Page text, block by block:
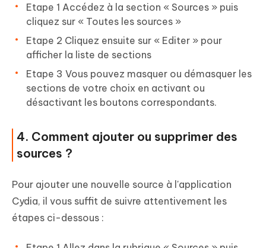
Etape 1 Accédez à la section « Sources » puis
cliquez sur « Toutes les sources »
Etape 2 Cliquez ensuite sur « Editer » pour
afficher la liste de sections
Etape 3 Vous pouvez masquer ou démasquer les
sections de votre choix en activant ou
désactivant les boutons correspondants.
4. Comment ajouter ou supprimer des
sources ?
Pour ajouter une nouvelle source à l'application
Cydia, il vous suffit de suivre attentivement les
étapes ci-dessous :